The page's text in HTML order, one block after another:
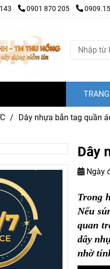
0901 870 205
/ Dây nhựa bắn tag quần
Dây
Ngày
Trong
Nếu
quan
dây
nhờ